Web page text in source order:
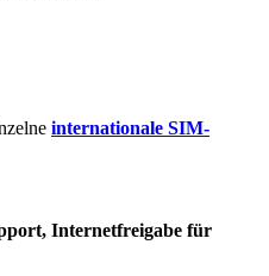
internationale SIM-
Internetfreigabe für